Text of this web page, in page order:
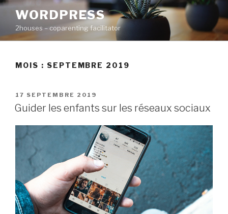
Aller
contenu
principal
WORDPRESS
2houses – coparenting facilitator
MOIS : SEPTEMBRE 2019
PUBLIÉ
LE
17 SEPTEMBRE 2019
Guider les enfants sur les réseaux sociaux